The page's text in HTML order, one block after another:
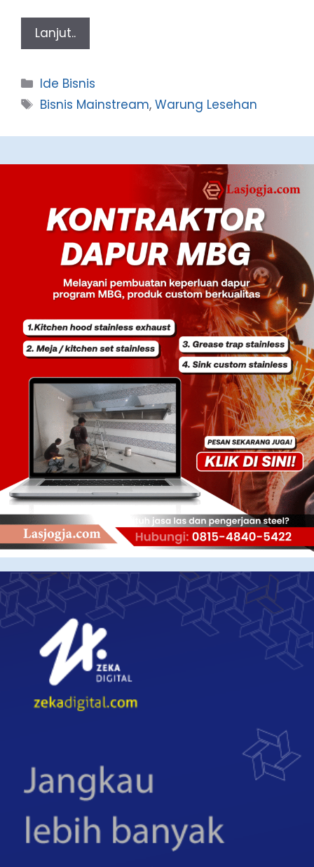
Lanjut..
Categories
Ide Bisnis
Tags
Bisnis Mainstream,Warung Lesehan